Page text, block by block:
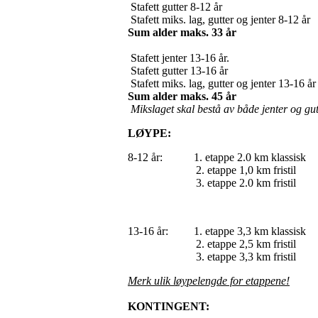
Stafett gutter 8-12 år
Stafett miks. lag, gutter og jenter 8-12 år
Sum alder maks. 33 år
Stafett jenter 13-16 år.
Stafett gutter 13-16 år
Stafett miks. lag, gutter og jenter 13-16 år
Sum alder maks. 45 år
Mikslaget skal bestå av både jenter og
LØYPE:
8-12 år: 1. etappe 2.0 km klassisk
2. etappe 1,0 km fristil
3. etappe 2.0 km fristil
13-16 år: 1. etappe 3,3 km klassisk
2. etappe 2,5 km fristil
3. etappe 3,3 km fristil
Merk ulik løypelengde for etappene!
KONTINGENT: